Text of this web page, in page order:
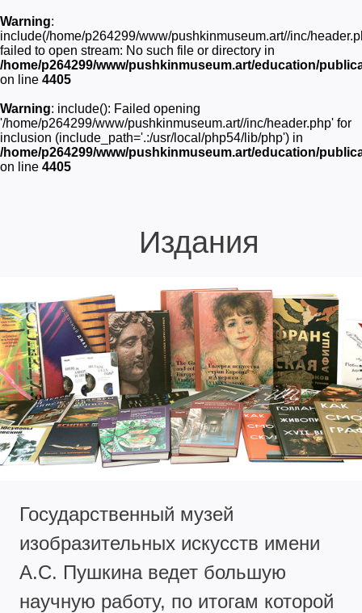
Warning:
include(/home/p264299/www/pushkinmuseum.art//inc/
failed to open stream: No such file or directory in
/home/p264299/www/pushkinmuseum.art/education/
on line 4405
Warning: include(): Failed opening
'/home/p264299/www/pushkinmuseum.art//inc/header.php' for
inclusion (include_path='.:/usr/local/php54/lib/php') in
/home/p264299/www/pushkinmuseum.art/education/
on line 4405
Издания
Государственный музей
изобразительных искусств имени
А.С. Пушкина ведет большую
научную работу, по итогам которой